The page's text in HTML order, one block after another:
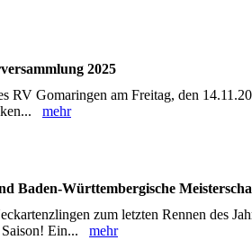
2025
RV Gomaringen am Freitag, den
mehr
Baden-Württembergische
zum letzten Rennen des
Saison! Ein... mehr